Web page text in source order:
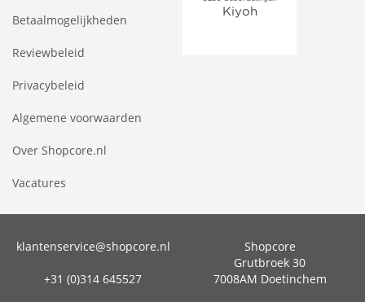
Betaalmogelijkheden
Reviewbeleid
Privacybeleid
Algemene voorwaarden
Over Shopcore.nl
Vacatures
klantenservice@shopcore.nl
+31 (0)314 645527
Shopcore
Grutbroek 30
7008AM Doetinchem